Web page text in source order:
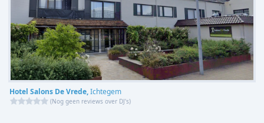
Hotel Salons De Vrede,Ichtegem
(Nog geen reviews over DJ's)